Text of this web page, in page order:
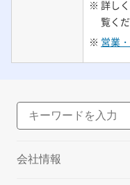
※ 詳し
覧くだ
※ 営業
会社情報